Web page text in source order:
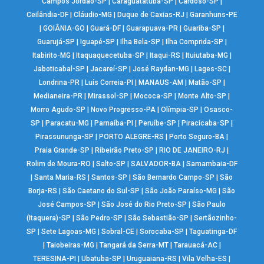
Ceilândia-DF| Cláudio-MG Duque de Caxias-RJ
Garanhuns-PE
GOIÂNIA-GO Guará-DF| Guarapuava-PR| Guariba-SP
Guarujá-SP
Iguapé-SP Ilha Bela-SP Ilha Comprida-SP
Itabirito-MG
Itaquaquecetuba-SP Itaqui-RS Ituiutaba-MG
Jaboticabal-SP
Jacareí-SP José Raydan-MG Lages-SC|
Londrina-PR| Luís Correia-PI MANAUS-AM Matão-SP
Medianeira-PR
Mirassol-SP Mococa-SP Monte Alto-SP
Morro Agudo-SP
Novo Progresso-PA |Olímpia-SP |Osasco-
SP
Paracatu-MG Parnaíba-PI Peruíbe-SP Piracicaba-SP
Pirassununga-SP
PORTO ALEGRE-RS Porto Seguro-BA
Praia Grande-SP
Ribeirão Preto-SP RIO DE JANEIRO-RJ
Rolim de Moura-RO
Salto-SP SALVADOR-BA| Samambaia-DF
|Santa Maria-RS |Santos-SP |São Bernardo Campo-SP |São
Borja-RS
|São Caetano do Sul-SP |São João Paraíso-MG |São
José Campos-SP
|São José do Rio Preto-SP |São Paulo
(Itaquera)-SP
|São Pedro-SP |São Sebastião-SP |Sertãozinho-
SP
|Sete Lagoas-MG |Sobral-CE |Sorocaba-SP |Taguatinga-DF
Taiobeiras-MG Tangará da Serra-MT| Tarauacá-AC|
TERESINA-PI
|Ubatuba-SP |Uruguaiana-RS |Vila Velha-ES